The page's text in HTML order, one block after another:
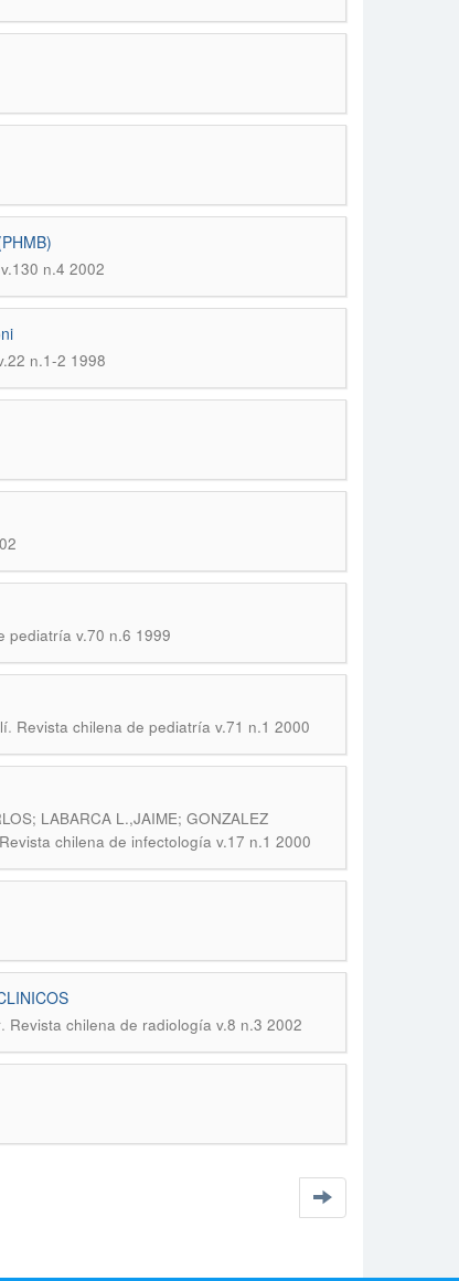
n.4 2002
n.1-2 1998
pediatría v.70 n.6 1999
. Revista chilena de pediatría v.71 n.1 2000
LABARCA L.,JAIME; GONZALEZ
Revista chilena de infectología v.17 n.1 2000
. Revista chilena de radiología v.8 n.3 2002